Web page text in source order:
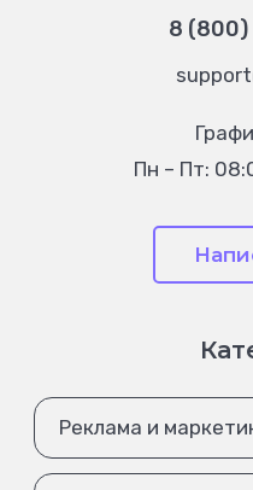
8
Пн – Пт:
Реклама и